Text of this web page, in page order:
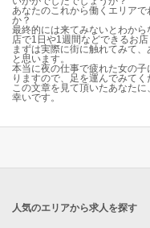
あなたのこれから働くエリア
か？
最終的には来てみないとわか
店で1日や1週間などできるお店
まずは実際に街に触れてみて
と思います。
本当に夜の仕事で疲れた女の
りますので、足を運んでみてく
この文章を見て頂いたあなた
幸いです。
人気のエリアから求人を探す